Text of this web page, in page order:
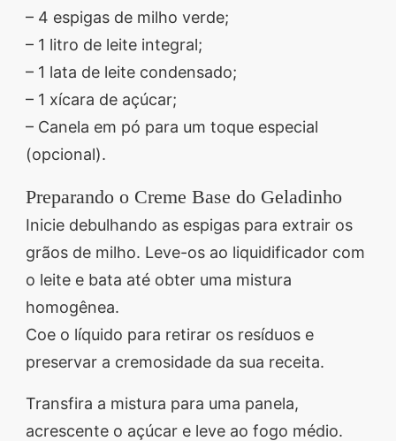
– 4 espigas de milho verde;
– 1 litro de leite integral;
– 1 lata de leite condensado;
– 1 xícara de açúcar;
– Canela em pó para um toque especial
(opcional).
Preparando o Creme Base do Geladinho
Inicie debulhando as espigas para extrair os
grãos de milho. Leve-os ao liquidificador com
o leite e bata até obter uma mistura
homogênea.
Coe o líquido para retirar os resíduos e
preservar a cremosidade da sua receita.
Transfira a mistura para uma panela,
acrescente o açúcar e leve ao fogo médio.